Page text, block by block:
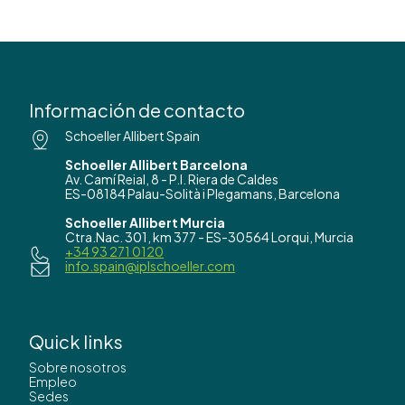
Información de contacto
Schoeller Allibert Spain
Schoeller Allibert Barcelona
Av. Camí Reial, 8 - P.I. Riera de Caldes
ES-08184 Palau-Solità i Plegamans, Barcelona
Schoeller Allibert Murcia
Ctra.Nac. 301, km 377 - ES-30564 Lorqui, Murcia
+34 93 271 0120
info.spain@iplschoeller.com
Quick links
Sobre nosotros
Empleo
Sedes